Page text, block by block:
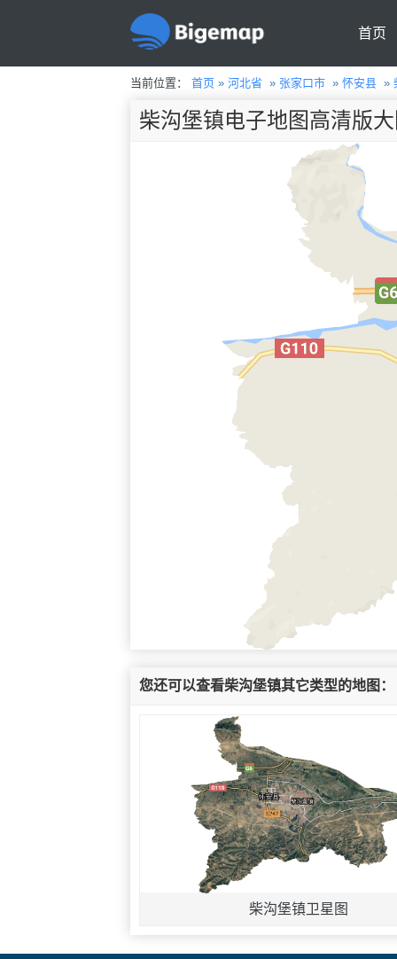
首页
当前位置： 首页» 河北省 » 张家口市» 怀安县»
柴沟堡镇电子地图高清版
您还可以查看柴沟堡镇其它类型的地图：
柴沟堡镇卫星图